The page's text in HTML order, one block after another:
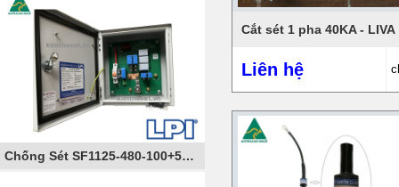
Chống Sét SF1125-480-100+50-AIMCB
Cắt sét 1 pha 40KA - LIVA
Liên hệ